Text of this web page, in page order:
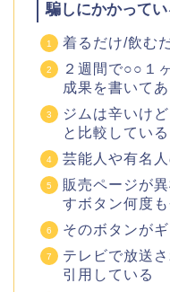
騙しにかかって
着るだけ/飲む
２週間で○○１
成果を書いてあ
ジムは辛いけ
と比較している
芸能人や有名
販売ページが
すボタン何度
そのボタンが
テレビで放送
引用している